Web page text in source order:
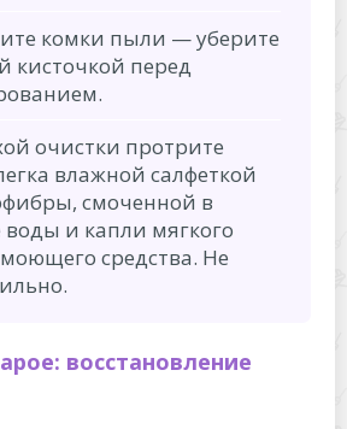
комки пыли — уберите
кисточкой перед
очистки протрите
влажной салфеткой
смоченной в
воды и капли мягкого
средства. Не
восстановление